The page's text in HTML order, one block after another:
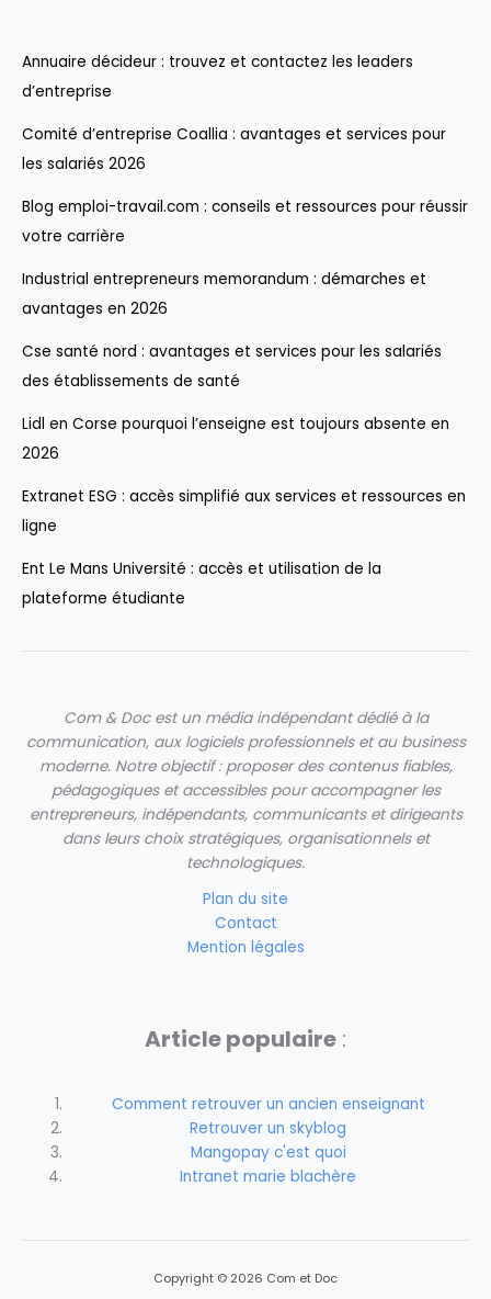
Annuaire décideur : trouvez et contactez les leaders
d’entreprise
Comité d’entreprise Coallia : avantages et services pour
les salariés 2026
Blog emploi-travail.com : conseils et ressources pour réussir
votre carrière
Industrial entrepreneurs memorandum : démarches et
avantages en 2026
Cse santé nord : avantages et services pour les salariés
des établissements de santé
Lidl en Corse pourquoi l’enseigne est toujours absente en
2026
Extranet ESG : accès simplifié aux services et ressources en
ligne
Ent Le Mans Université : accès et utilisation de la
plateforme étudiante
Com & Doc est un média indépendant dédié à la
communication, aux logiciels professionnels et au business
moderne. Notre objectif : proposer des contenus fiables,
pédagogiques et accessibles pour accompagner les
entrepreneurs, indépendants, communicants et dirigeants
dans leurs choix stratégiques, organisationnels et
technologiques.
Plan du site
Contact
Mention légales
Article populaire :
Comment retrouver un ancien enseignant
Retrouver un skyblog
Mangopay c'est quoi
Intranet marie blachère
Copyright © 2026 Com et Doc